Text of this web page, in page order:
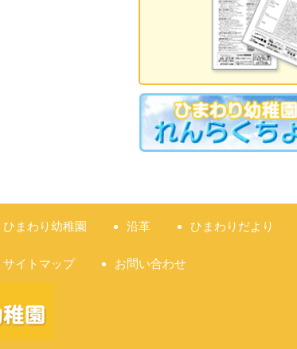
2026.09.18 誕生日会
2026.09.21 敬老の日
2026.09.22 国民の休日
2026.09.23 秋分の日
ひまわり幼稚園 沿革 ひまわりだより
サイトマップ お問い合わせ